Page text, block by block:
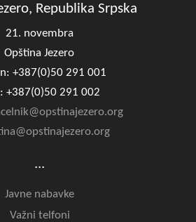
Republika Srpska
21. novembra
Opština Jezero
+387(0)50 291 001
+387(0)50 291 002
...
Javne nabavke
Važni telfoni